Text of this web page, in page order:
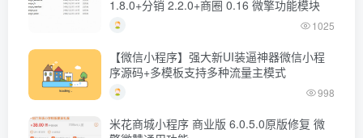
1.8.0+分销 2.2.0+商圈 0.16 微擎功能模块
1025
【微信小程序】强大新UI装逼神器微信小程
序源码+多模板支持多种流量主模式
998
米花商城小程序 商业版 6.0.5.0原版修复 微